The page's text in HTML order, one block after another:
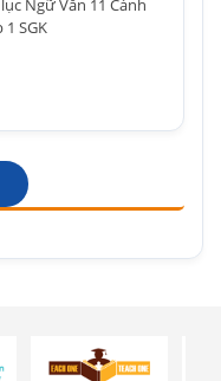
Ngữ Văn 11 Cánh
1 SGK